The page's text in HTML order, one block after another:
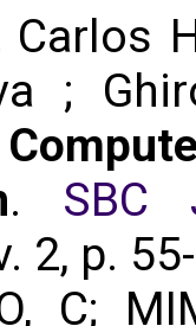
;
. SBC
2, p.
C;